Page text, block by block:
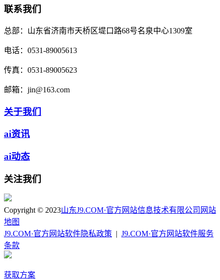
联系我们
总部： 山东省济南市天桥区堤口路68号名泉中心1309室
电话： 0531-89005613
传真： 0531-89005623
邮箱： jin@163.com
关于我们
ai资讯
ai动态
关注我们
Copyright © 2023山东J9.COM·官方网站信息技术有限公司 网站
地图
J9.COM·官方网站软件隐私政策
J9.COM·官方网站软件服务
条款
获取方案